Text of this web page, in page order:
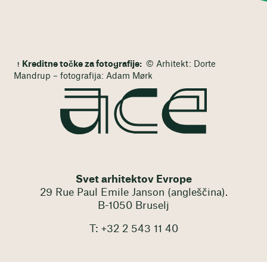
Kreditne točke za fotografije: © Arhitekt: Dorte
Mandrup – fotografija: Adam Mørk
Svet arhitektov Evrope
29 Rue Paul Emile Janson (angleščina).
B-1050 Bruselj
T: +32 2 543 11 40